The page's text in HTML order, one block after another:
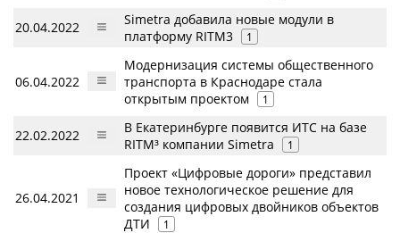
20.04.2022
Simetra добавила новые модули в
платформу RITM3
1
06.04.2022
Модернизация системы общественного
транспорта в Краснодаре стала
открытым проектом
1
22.02.2022
В Екатеринбурге появится ИТС на базе
RITM³ компании Simetra
1
26.04.2021
Проект «Цифровые дороги» представил
новое технологическое решение для
создания цифровых двойников объектов
ДТИ
1